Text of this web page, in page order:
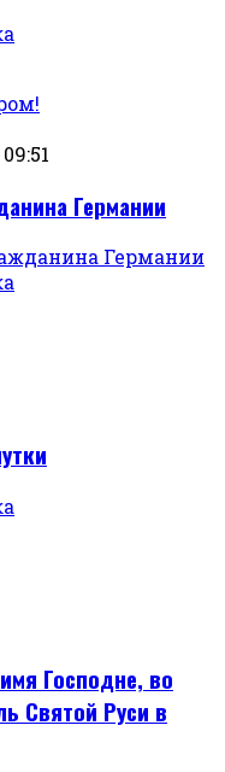
Германии
Господне, во
Святой Руси в